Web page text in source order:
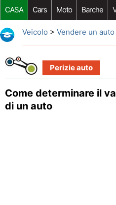
CASA Cars Moto Barche
Riparazione Auto Acquisto Auto
Veicolo > Vendere un auto
Perizie auto
Come determinare il
di un auto